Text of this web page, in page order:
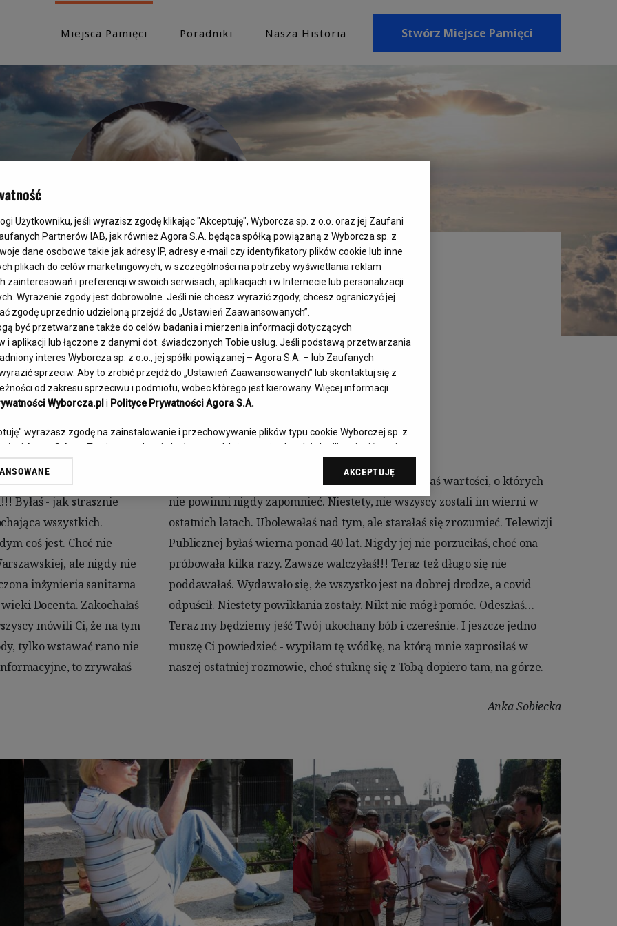
Miejsca Pamięci Poradniki Nasza Historia Stwórz Miejsce Pamięci
Żołędziowska
Ur. 22.02.1944 Zm. 29.04.2021
Są ludzie, na
Byłaś - jak strasznie
wszystkich.
coś jest. Choć nie
ale nigdy nie
inżynieria sanitarna
Docenta. Zakochałaś
mówili Ci, że na tym
tylko wstawać rano nie
to zrywałaś
wartości, o których
zostali im wierni w
zrozumieć. Telewizji
porzuciłaś, choć ona
też długo się nie
dobrej drodze, a covid
mógł pomóc. Odeszłaś…
I jeszcze jedno
którą mnie zaprosiłaś w
naszej ostatniej rozmowie, choć stuknę się z Tobą dopiero tam, na górze.
Anka Sobiecka
Użytkowniku, jeśli wyrazisz zgodę klikając "Akceptuję", Wyborcza sp. z o.o. oraz jej Zaufani
Partnerów IAB, jak również Agora S.A. będąca spółką powiązaną z Wyborcza sp. z
dane osobowe takie jak adresy IP, adresy e-mail czy identyfikatory plików cookie lub inne
plikach do celów marketingowych, w szczególności na potrzeby wyświetlania reklam
zainteresowań i preferencji w swoich serwisach, aplikacjach i w Internecie lub personalizacji
Wyrażenie zgody jest dobrowolne. Jeśli nie chcesz wyrazić zgody, chcesz ograniczyć jej
zgodę uprzednio udzieloną przejdź do „Ustawień Zaawansowanych”.
być przetwarzane także do celów badania i mierzenia informacji dotyczących
i aplikacji lub łączone z danymi dot. świadczonych Tobie usług. Jeśli podstawą przetwarzania
interes Wyborcza sp. z o.o., jej spółki powiązanej – Agora S.A. – lub Zaufanych
sprzeciw. Aby to zrobić przejdź do „Ustawień Zaawansowanych” lub skontaktuj się z
od zakresu sprzeciwu i podmiotu, wobec którego jest kierowany. Więcej informacji
Wyborcza.pl i Polityce Prywatności Agora S.A.
wyrażasz zgodę na zainstalowanie i przechowywanie plików typu cookie Wyborczej sp. z
i Agora S.A. na Twoim urządzeniu końcowym. Możesz też w każdej chwili zmienić swoje
ponownie wywołując narzędzie do zarządzania Twoimi preferencjami dot.
odnośnik „Ustawienia prywatności” w stopce serwisu i przechodząc do sekcji
i Agora S.A. możemy przetwarzać dane osobowe w następujących celach:Użycie
Aktywne skanowanie charakterystyki urządzenia do celów identyfikacji.
na urządzeniu lub dostęp do nich. Spersonalizowane reklamy i treści, pomiar reklam i treści,
usług.Lista Zaufanych Partnerów
AKCEPTUJĘ